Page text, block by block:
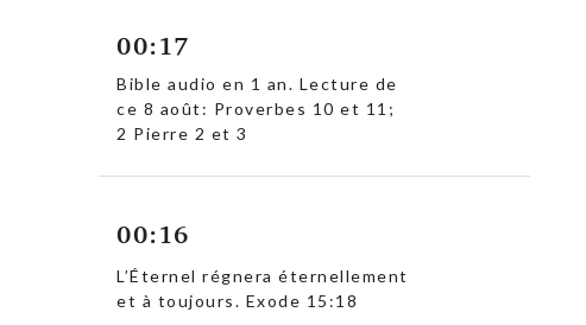
00:17
Bible audio en 1 an. Lecture de
ce 8 août: Proverbes 10 et 11;
2 Pierre 2 et 3
00:16
L’Éternel régnera éternellement
et à toujours. Exode 15:18